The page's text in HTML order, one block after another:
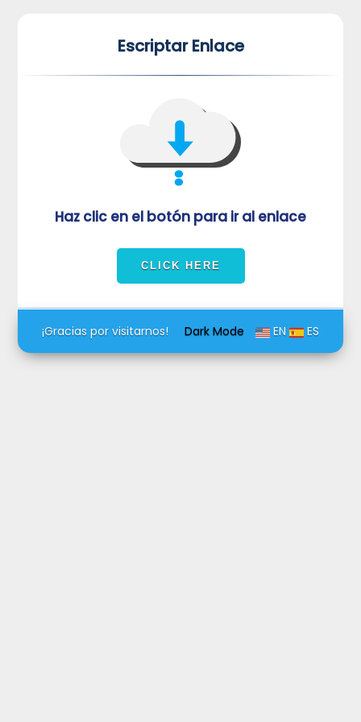
Escriptar Enlace
Haz clic en el botón para ir al enlace
Dark Mode EN ES
¡Gracias por visitarnos!
VUVORmRFeFRNVlJrUjBZd1kza3dkRkJuUFQwPQ==